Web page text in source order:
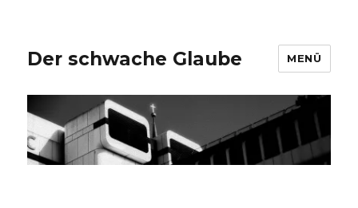
Der schwache Glaube MENÜ